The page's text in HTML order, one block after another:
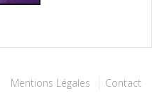
Mentions Légales Contact